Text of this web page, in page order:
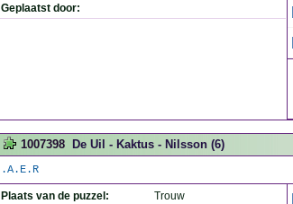
Geplaatst door:
1007398 De Uil - Kaktus - Nilsson (6)
.A.E.R
Plaats van de puzzel:
Trouw